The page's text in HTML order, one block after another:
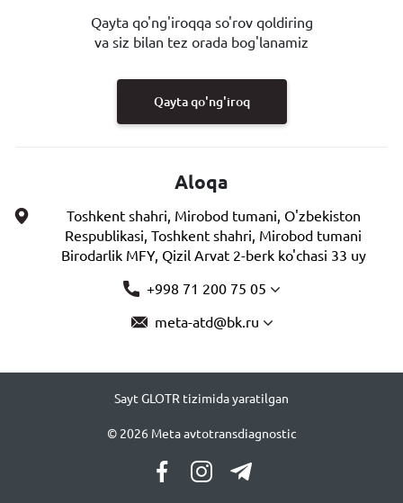
Qayta qo'ng'iroqqa so'rov qoldiring
va siz bilan tez orada bog'lanamiz
Qayta qo'ng'iroq
Aloqa
Toshkent shahri, Mirobod tumani, O'zbekiston
Respublikasi, Toshkent shahri, Mirobod tumani
Birodarlik MFY, Qizil Arvat 2-berk ko'chasi 33 uy
+998 71 200 75 05
meta-atd@bk.ru
Sayt GLOTR tizimida yaratilgan
© 2026 Meta avtotransdiagnostic